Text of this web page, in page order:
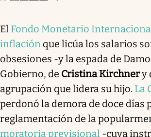
El Fondo Monetario
inflación que licúa los salarios
obsesiones -y la espada de
Gobierno, de Cristina Kirchnery
agrupación que lidera su hijo. La
perdonó la demora de doce días
reglamentación de la
moratoria previsional -cuya